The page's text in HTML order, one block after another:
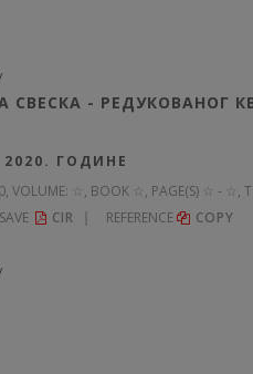
СВЕСКА - РЕДУКОВАНОГ
ГОДИНЕ
VOLUME: ☆ , BOOK ☆, PAGE(S) ☆ - ☆,
SAVE CIR REFERENCE COPY